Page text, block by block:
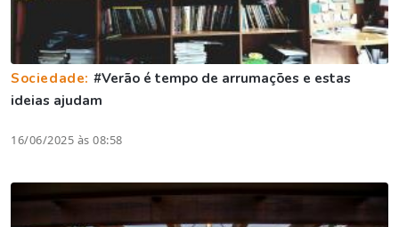
Sociedade: #Verão é tempo de arrumações e estas
ideias ajudam
16/06/2025 às 08:58